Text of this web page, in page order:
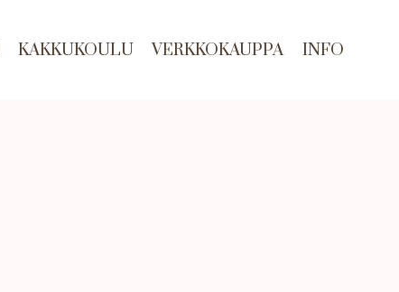
KAKKUKOULU VERKKOKAUPPA INFO